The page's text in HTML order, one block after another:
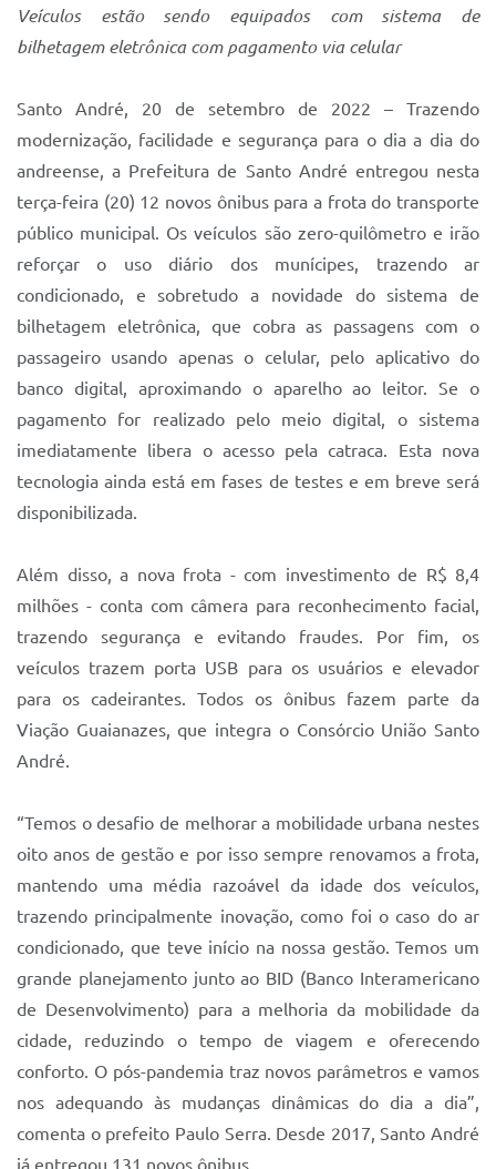
Lei de acesso à informação
Mobilidade Urbana Sustentável
Ouvidoria da Cidade
Passe Escolar
Parque Escola
Quadra Fiscal
SIC
Sistema Colab
Veículos estão sendo equipados com sistema de
bilhetagem eletrônica com pagamento via celular
Santo André, 20 de setembro de 2022 – Trazendo
modernização, facilidade e segurança para o dia a dia do
andreense, a Prefeitura de Santo André entregou nesta
terça-feira (20) 12 novos ônibus para a frota do transporte
público municipal. Os veículos são zero-quilômetro e irão
reforçar o uso diário dos munícipes, trazendo ar
condicionado, e sobretudo a novidade do sistema de
bilhetagem eletrônica, que cobra as passagens com o
passageiro usando apenas o celular, pelo aplicativo do
banco digital, aproximando o aparelho ao leitor. Se o
pagamento for realizado pelo meio digital, o sistema
imediatamente libera o acesso pela catraca. Esta nova
tecnologia ainda está em fases de testes e em breve será
disponibilizada.
Além disso, a nova frota - com investimento de R$ 8,4
milhões - conta com câmera para reconhecimento facial,
trazendo segurança e evitando fraudes. Por fim, os
veículos trazem porta USB para os usuários e elevador
para os cadeirantes. Todos os ônibus fazem parte da
Viação Guaianazes, que integra o Consórcio União Santo
André.
“Temos o desafio de melhorar a mobilidade urbana nestes
oito anos de gestão e por isso sempre renovamos a frota,
mantendo uma média razoável da idade dos veículos,
trazendo principalmente inovação, como foi o caso do ar
condicionado, que teve início na nossa gestão. Temos um
grande planejamento junto ao BID (Banco Interamericano
de Desenvolvimento) para a melhoria da mobilidade da
cidade, reduzindo o tempo de viagem e oferecendo
conforto. O pós-pandemia traz novos parâmetros e vamos
nos adequando às mudanças dinâmicas do dia a dia”,
comenta o prefeito Paulo Serra. Desde 2017, Santo André
já entregou 131 novos ônibus.